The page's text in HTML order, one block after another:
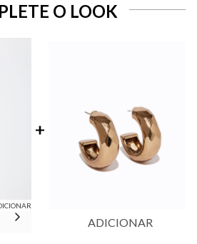
O LOOK
46
ADICIONAR